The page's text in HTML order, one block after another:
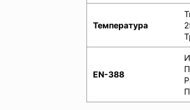
Температура
EN-388